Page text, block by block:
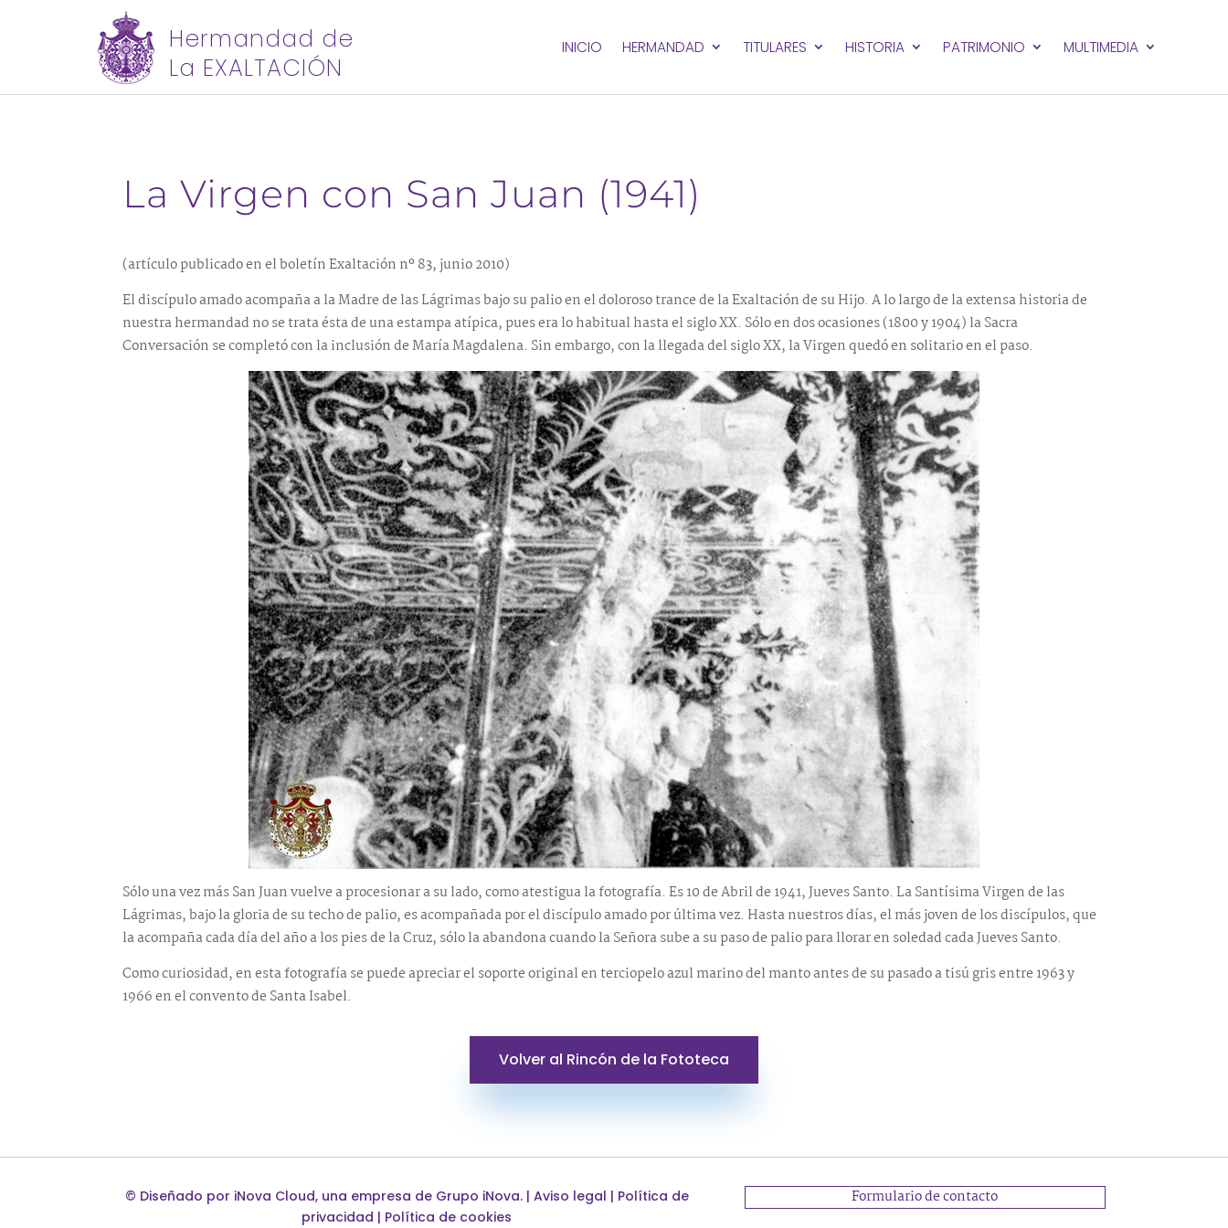
Hermandad de
La EXALTACIÓN
INICIO HERMANDAD TITULARES HISTORIA PATRIMONIO MULTIMEDIA
La Virgen con San Juan (1941)
(artículo publicado en el boletín Exaltación nº 83, junio 2010)
El discípulo amado acompaña a la Madre de las Lágrimas bajo su palio en el doloroso trance de la Exaltación de su Hijo. A lo largo de la extensa historia de
nuestra hermandad no se trata ésta de una estampa atípica, pues era lo habitual hasta el siglo XX. Sólo en dos ocasiones (1800 y 1904) la Sacra
Conversación se completó con la inclusión de María Magdalena. Sin embargo, con la llegada del siglo XX, la Virgen quedó en solitario en el paso.
Sólo una vez más San Juan vuelve a procesionar a su lado, como atestigua la fotografía. Es 10 de Abril de 1941, Jueves Santo. La Santísima Virgen de las
Lágrimas, bajo la gloria de su techo de palio, es acompañada por el discípulo amado por última vez. Hasta nuestros días, el más joven de los discípulos, que
la acompaña cada día del año a los pies de la Cruz, sólo la abandona cuando la Señora sube a su paso de palio para llorar en soledad cada Jueves Santo.
Como curiosidad, en esta fotografía se puede apreciar el soporte original en terciopelo azul marino del manto antes de su pasado a tisú gris entre 1963 y
1966 en el convento de Santa Isabel.
Volver al Rincón de la Fototeca
© Diseñado por iNova Cloud, una empresa de Grupo iNova. | Aviso legal | Política de
privacidad | Política de cookies
Formulario de contacto